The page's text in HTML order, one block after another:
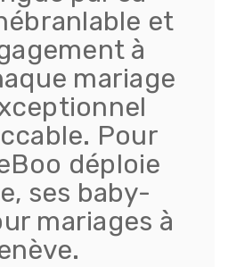
et
à
mariage
Pour
déploie
ses baby-
mariages à